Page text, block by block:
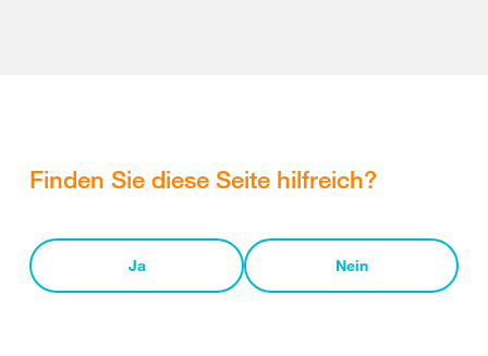
Finden Sie diese Seite hilfreich?
Ja Nein